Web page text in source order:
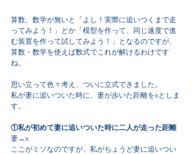
算数、数学が無いと「よし！実際に追いつくまで走
ってみよう！」とか「模型を作って、同じ速度で進
む装置を作って試してみよう！」となるのですが、
算数・数学を使えば数式でこれが解けるわけです
ね。
思い立って色々考え、ついに立式できました。
私が妻に追いついた時に、妻が歩いた距離をxとしま
す。
①私が初めて妻に追いついた時に二人が走った距離
妻→x
ここがミソなのですが、私がちょうど妻に追いつい